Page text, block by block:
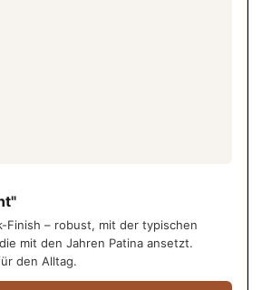
Finish – robust, mit der typischen
mit den Jahren Patina ansetzt.
den Alltag.